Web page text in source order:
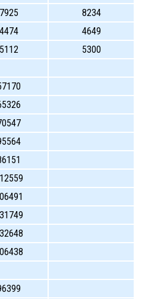
7925
8234
4474
4649
5112
5300